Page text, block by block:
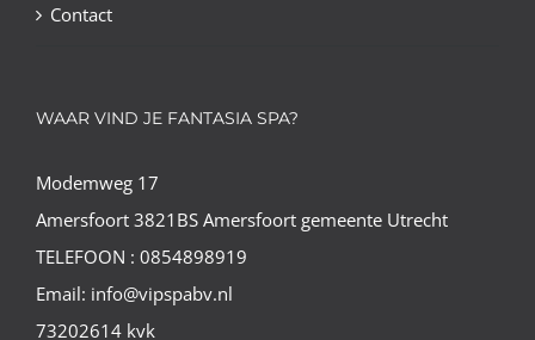
Contact
WAAR VIND JE FANTASIA SPA?
Modemweg 17
Amersfoort 3821BS Amersfoort gemeente Utrecht
TELEFOON : 0854898919
Email: info@vipspabv.nl
73202614 kvk